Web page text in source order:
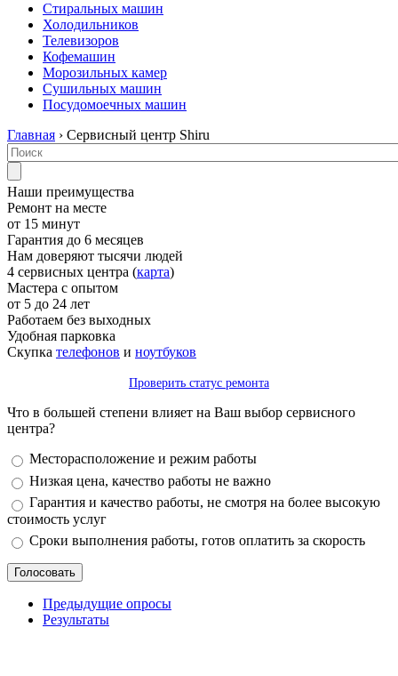
Стиральных машин
Холодильников
Телевизоров
Кофемашин
Морозильных камер
Сушильных машин
Посудомоечных машин
Главная › Сервисный центр Shiru
Наши преимущества
Ремонт на месте
от 15 минут
Гарантия до 6 месяцев
Нам доверяют тысячи людей
4 сервисных центра (карта)
Мастера с опытом
от 5 до 24 лет
Работаем без выходных
Удобная парковка
Скупка телефонов и ноутбуков
Проверить статус ремонта
Что в большей степени влияет на Ваш выбор сервисного
центра?
Варианты
Месторасположение и режим работы
Низкая цена, качество работы не важно
Гарантия и качество работы, не смотря на более высокую
стоимость услуг
Сроки выполнения работы, готов оплатить за скорость
Предыдущие опросы
Результаты